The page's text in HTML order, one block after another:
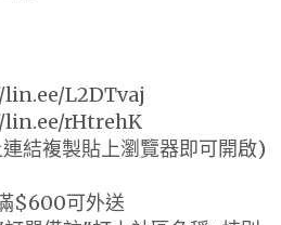
lin.ee/L2DTvaj
lin.ee/rHtrehK
結複製貼上瀏覽器即可開啟)
$600可外送